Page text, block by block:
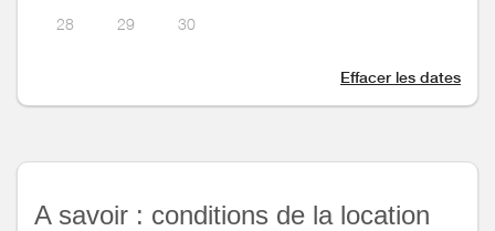
28 29 30
Effacer les dates
A savoir : conditions de la location